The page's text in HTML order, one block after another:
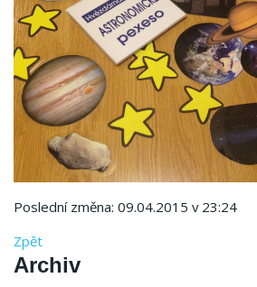
Poslední změna: 09.04.2015 v 23:24
Zpět
Archiv